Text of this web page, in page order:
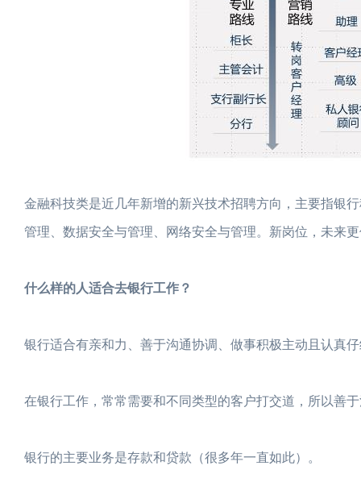
金融科技类是近几年新增的新兴技术招聘方向，主要指银
管理、数据安全与管理、网络安全与管理。新岗位，未来
什么样的人适合去银行工作？
银行适合有亲和力、善于沟通协调、做事积极主动且认真
在银行工作，常常需要和不同类型的客户打交道，所以善
银行的主要业务是存款和贷款（很多年一直如此）。